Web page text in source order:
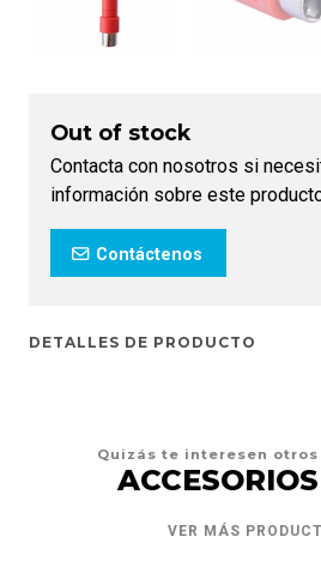
Out of stock
Contacta con nosotros si
información sobre este
Contáctenos
DETALLES DE PRODUCTO
Quizás te interesen
VER MÁS